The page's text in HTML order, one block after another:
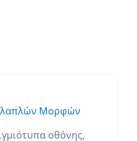
Μορφών
οθόνης,